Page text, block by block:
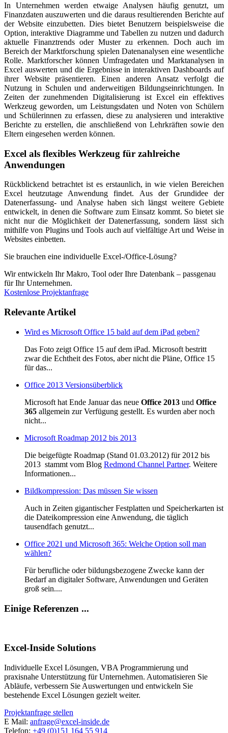
In Unternehmen werden etwaige Analysen häufig genutzt, um
Finanzdaten auszuwerten und die daraus resultierenden Berichte auf
der Website einzubetten. Dies bietet Benutzern beispielsweise die
Option, interaktive Diagramme und Tabellen zu nutzen und dadurch
aktuelle Finanztrends oder Muster zu erkennen. Doch auch im
Bereich der Marktforschung spielen Datenanalysen eine wesentliche
Rolle. Marktforscher können Umfragedaten und Marktanalysen in
Excel auswerten und die Ergebnisse in interaktiven Dashboards auf
ihrer Website präsentieren. Einen anderen Ansatz verfolgt die
Nutzung in Schulen und anderweitigen Bildungseinrichtungen. In
Zeiten der zunehmenden Digitalisierung ist Excel ein effektives
Werkzeug geworden, um Leistungsdaten und Noten von Schülern
und Schülerinnen zu erfassen, diese zu analysieren und interaktive
Berichte zu erstellen, die anschließend von Lehrkräften sowie den
Eltern eingesehen werden können.
Excel als flexibles Werkzeug für zahlreiche
Anwendungen
Rückblickend betrachtet ist es erstaunlich, in wie vielen Bereichen
Excel heutzutage Anwendung findet. Aus der Grundidee der
Datenerfassung- und Analyse haben sich längst weitere Gebiete
entwickelt, in denen die Software zum Einsatz kommt. So bietet sie
nicht nur die Möglichkeit der Datenerfassung, sondern lässt sich
mithilfe von Plugins und Tools auch auf vielfältige Art und Weise in
Websites einbetten.
Sie brauchen eine individuelle Excel-/Office-Lösung?
Wir entwickeln Ihr Makro, Tool oder Ihre Datenbank – passgenau
für Ihr Unternehmen.
Kostenlose Projektanfrage
Relevante Artikel
Wird es Microsoft Office 15 bald auf dem iPad geben?
Das Foto zeigt Office 15 auf dem iPad. Microsoft bestritt
zwar die Echtheit des Fotos, aber nicht die Pläne, Office 15
für das...
Office 2013 Versionsüberblick
Microsoft hat Ende Januar das neue Office 2013 und Office
365 allgemein zur Verfügung gestellt. Es wurden aber noch
nicht...
Microsoft Roadmap 2012 bis 2013
Die beigefügte Roadmap (Stand 01.03.2012) für 2012 bis
2013 stammt vom Blog Redmond Channel Partner. Weitere
Informationen...
Bildkompression: Das müssen Sie wissen
Auch in Zeiten gigantischer Festplatten und Speicherkarten ist
die Dateikompression eine Anwendung, die täglich
tausendfach genutzt...
Office 2021 und Microsoft 365: Welche Option soll man
wählen?
Für berufliche oder bildungsbezogene Zwecke kann der
Bedarf an digitaler Software, Anwendungen und Geräten
groß sein....
Einige Referenzen ...
Excel-Inside Solutions
Individuelle Excel Lösungen, VBA Programmierung und
praxisnahe Unterstützung für Unternehmen. Automatisieren Sie
Abläufe, verbessern Sie Auswertungen und entwickeln Sie
bestehende Excel Lösungen gezielt weiter.
Projektanfrage stellen
E Mail: anfrage@excel-inside.de
Telefon: +49 (0)151 164 55 914